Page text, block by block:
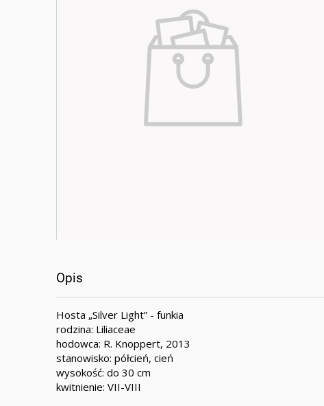
Opis
Hosta „Silver Light” - funkia
rodzina: Liliaceae
hodowca: R. Knoppert, 2013
stanowisko: półcień, cień
wysokość: do 30 cm
kwitnienie: VII-VIII